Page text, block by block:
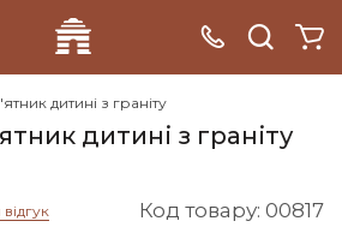
дитині з граніту
дитині з граніту
Код товару: 00817